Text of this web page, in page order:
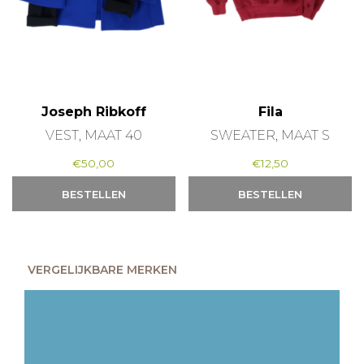
Joseph Ribkoff
VEST, MAAT 40
€50,00
BESTELLEN
Fila
SWEATER, MAAT S
€12,50
BESTELLEN
VERGELIJKBARE MERKEN